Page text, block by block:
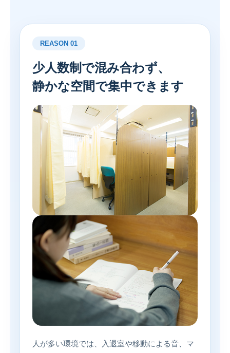
REASON 01
少人数制で混み合わず、
静かな空間で集中できます
人が多い環境では、入退室や移動による音、マ